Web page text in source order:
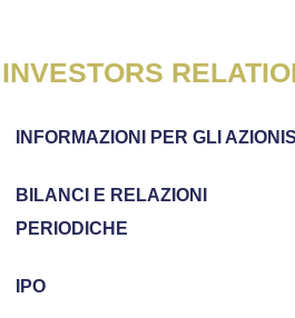
INVESTORS
INFORMAZIONI PER GLI
BILANCI E RELAZIONI
PERIODICHE
IPO